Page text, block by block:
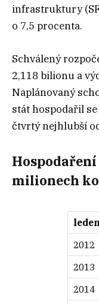
infrastruktury
o 7,5 procenta.
Schválený
2,118 bilionu a
Naplánovaný
stát hospodařil
čtvrtý nejhlubší
milionech
2012
2013
2014